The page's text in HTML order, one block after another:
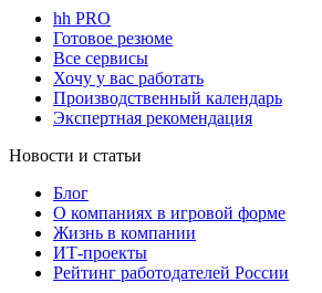
hh PRO
Готовое резюме
Все сервисы
Хочу у вас работать
Производственный календарь
Экспертная рекомендация
Новости и статьи
Блог
О компаниях в игровой форме
Жизнь в компании
ИТ-проекты
Рейтинг работодателей России